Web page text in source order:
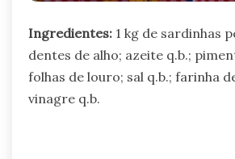
Ingredientes: 1 kg de sardinhas
dentes de alho; azeite q.b.;
folhas de louro; sal q.b.; farinha
vinagre q.b.